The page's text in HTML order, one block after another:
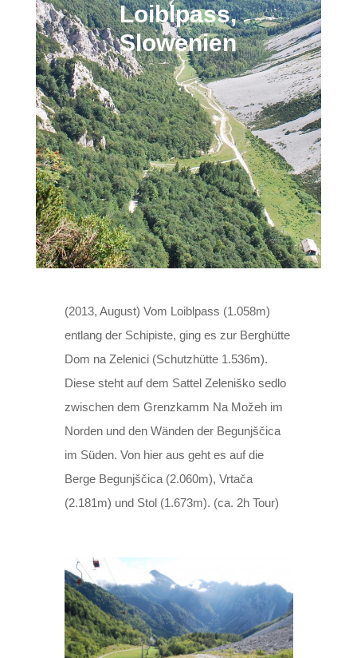
Loiblpass,
Slowenien
(2013, August) Vom Loiblpass (1.058m)
entlang der Schipiste, ging es zur Berghütte
Dom na Zelenici (Schutzhütte 1.536m).
Diese steht auf dem Sattel Zeleniško sedlo
zwischen dem Grenzkamm Na Možeh im
Norden und den Wänden der Begunjščica
im Süden. Von hier aus geht es auf die
Berge Begunjščica (2.060m), Vrtača
(2.181m) und Stol (1.673m). (ca. 2h Tour)